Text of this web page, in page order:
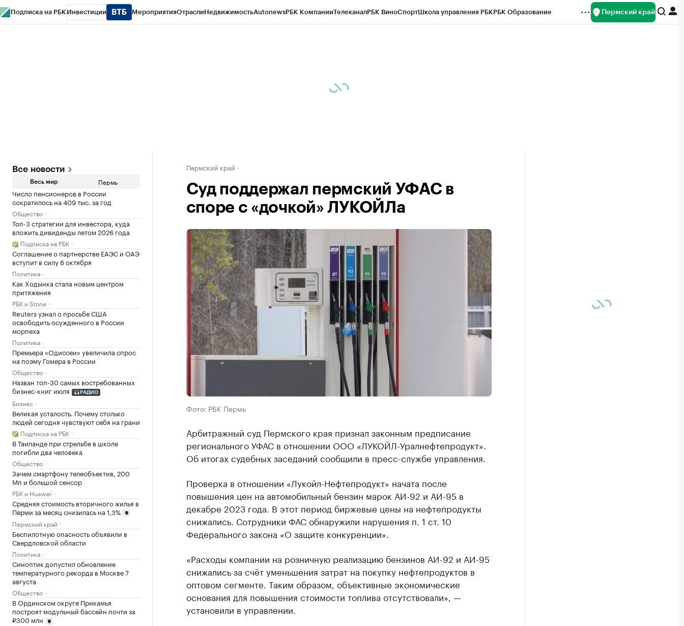
Подписка на РБК Инвестиции МероприятияОтраслиНедвижимостьAutonewsРБК КомпанииТелеканалРБК ВиноСпортШкола управления РБКРБК Образование Пермский край
Все новости
Весь мир Пермь
Число пенсионеров в России
сократилось на 409 тыс. за год
Общество
Топ-3 стратегии для инвестора, куда
вложить дивиденды летом 2026 года
Подписка на РБК
Соглашение о партнерстве ЕАЭС и ОАЭ
вступит в силу 6 октября
Политика
Как Ходынка стала новым центром
притяжения
РБК и Stone
Reuters узнал о просьбе США
освободить осужденного в России
морпеха
Политика
Премьера «Одиссеи» увеличила спрос
на поэму Гомера в России
Общество
Назван топ-30 самых востребованных
бизнес-книг июля
РАДИО
Бизнес
Великая усталость. Почему столько
людей сегодня чувствуют себя на грани
Подписка на РБК
В Таиланде при стрельбе в школе
погибли два человека
Общество
Зачем смартфону телеобъектив, 200
Мп и большой сенсор
РБК и Huawei
Средняя стоимость вторичного жилья в
Перми за месяц снизилась на 1,3%
Пермский край
Беспилотную опасность объявили в
Свердловской области
Политика
Синоптик допустил обновление
температурного рекорда в Москве 7
августа
Общество
В Ординском округе Прикамья
построят модульный бассейн почти за
₽300 млн
Пермский край
Суд поддержал пермский УФАС в
споре с «дочкой» ЛУКОЙЛа
Фото: РБК Пермь
Арбитражный суд Пермского края признал законным предписание
регионального УФАС в отношении ООО «ЛУКОЙЛ-Уралнефтепродукт».
Об итогах судебных заседаний сообщили в пресс-службе управления.
Проверка в отношении «Лукойл-Нефтепродукт» начата после
повышения цен на автомобильный бензин марок АИ-92 и АИ-95 в
декабре 2023 года. В этот период биржевые цены на нефтепродукты
снижались. Сотрудники ФАС обнаружили нарушения п. 1 ст. 10
Федерального закона «О защите конкуренции».
«Расходы компании на розничную реализацию бензинов АИ-92 и АИ-95
снижались за счёт уменьшения затрат на покупку нефтепродуктов в
оптовом сегменте. Таким образом, объективные экономические
основания для повышения стоимости топлива отсутствовали», —
установили в управлении.